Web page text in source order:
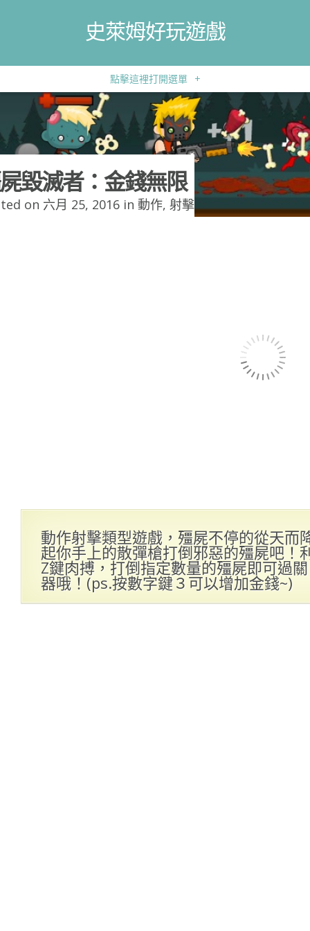
史萊姆好玩遊戲
點擊這裡打開選單 +
毀滅者：金錢無限
on 六月 25, 2016 in 動作, 射擊
動作射擊類型遊戲，殭屍不停的從天而
起你手上的散彈槍打倒邪惡的殭屍吧！
Z鍵肉搏，打倒指定數量的殭屍即可過
器哦！(ps.按數字鍵３可以增加金錢~)